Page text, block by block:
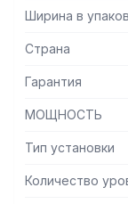
– Неоновая
– Крепление из
– Полный слив
– 4 опорные ножки
– Полка из
Ширина в
Страна
Гарантия
МОЩНОСТЬ
Тип установки
Количество